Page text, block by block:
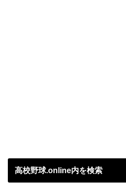
高校野球.online内を検索